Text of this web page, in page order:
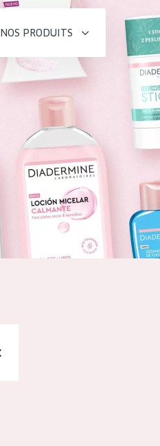
NOS PRODUITS
TYPE DE PRODUIT
Crème de Jour
Crème de Nuit
Crème pour les Yeux
Sérum
Démaquillants